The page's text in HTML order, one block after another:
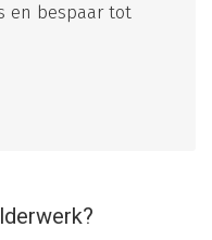
en bespaar tot